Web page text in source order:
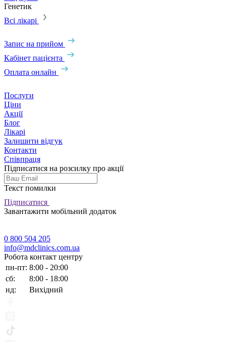
Генетик
Всі лікарі
Запис на прийом
Кабінет пацієнта
Оплата онлайн
Послуги
Ціни
Акції
Блог
Лікарі
Залишити відгук
Контакти
Співпраця
Підписатися на розсилку про акції
Текст помилки
Підписатися
Завантажити мобільний додаток
0 800 504 205
info@mdclinics.com.ua
Робота контакт центру
пн-пт: 8:00 - 20:00
сб:
8:00 - 18:00
нд:
Вихідний